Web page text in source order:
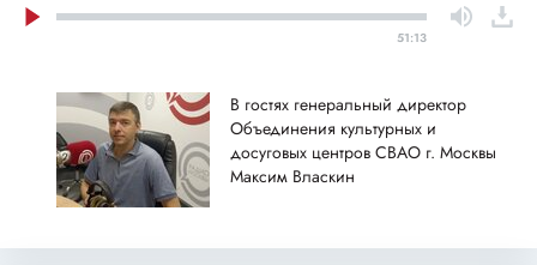
51:13
В гостях генеральный директор
Объединения культурных и
досуговых центров СВАО г. Москвы
Максим Власкин